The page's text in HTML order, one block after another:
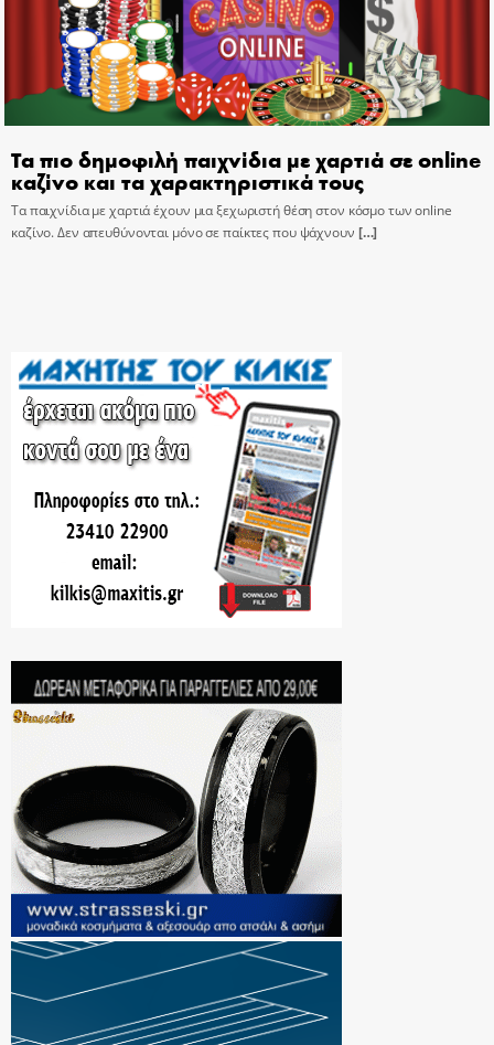
Τα πιο δημοφιλή παιχνίδια με χαρτιά σε online
καζίνο και τα χαρακτηριστικά τους
Τα παιχνίδια με χαρτιά έχουν μια ξεχωριστή θέση στον κόσμο των online
καζίνο. Δεν απευθύνονται μόνο σε παίκτες που ψάχνουν […]